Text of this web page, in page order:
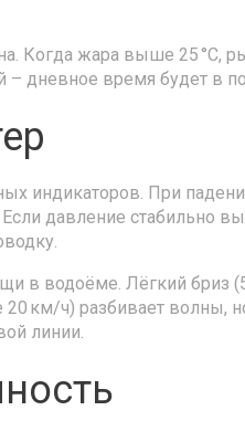
Когда жара выше 25 °C,
– дневное время будет в
индикаторов. При
давление стабильно
в водоёме. Лёгкий
км/ч) разбивает волны,
линии.